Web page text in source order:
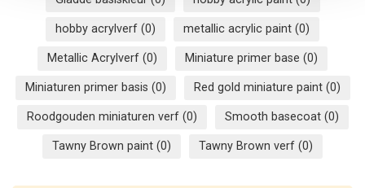
hobby acrylverf (0) metallic acrylic paint (0)
Metallic Acrylverf (0) Miniature primer base (0)
Miniaturen primer basis (0) Red gold miniature paint (0)
Roodgouden miniaturen verf (0) Smooth basecoat (0)
Tawny Brown paint (0) Tawny Brown verf (0)